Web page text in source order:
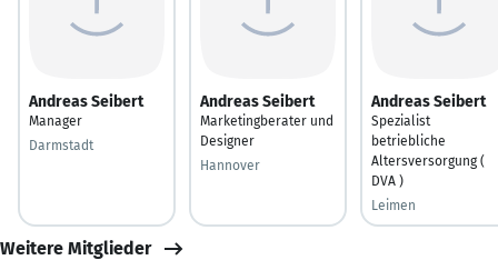
Andreas Seibert
Manager
Darmstadt
Andreas Seibert
Marketingberater und
Designer
Hannover
Andreas Seibert
Spezialist
betriebliche
Altersversorgung (
DVA )
Leimen
Weitere Mitglieder